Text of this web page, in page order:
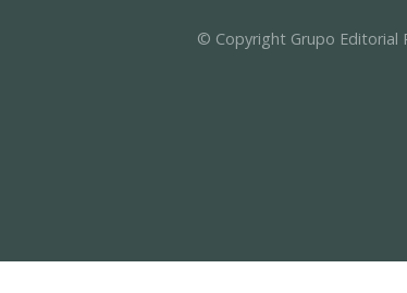
© Copyright Grupo Editorial